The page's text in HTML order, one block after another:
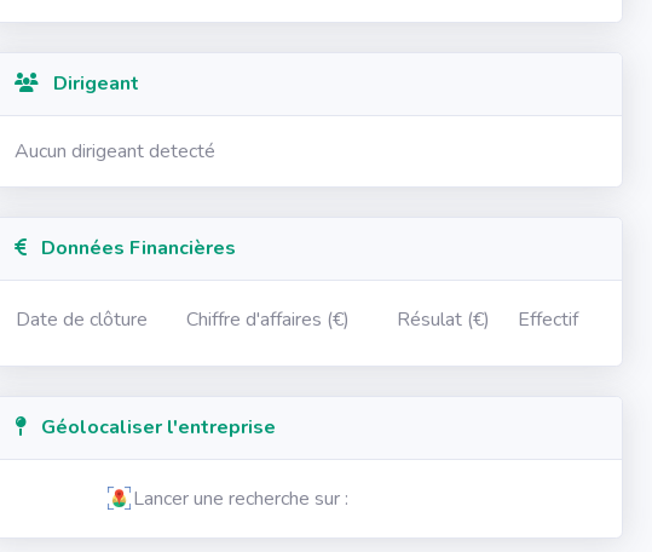
Dirigeant
Aucun dirigeant detecté
Données Financières
Date de clôture Chiffre d'affaires (€) Résulat (€) Effectif
Géolocaliser l'entreprise
Lancer une recherche sur :